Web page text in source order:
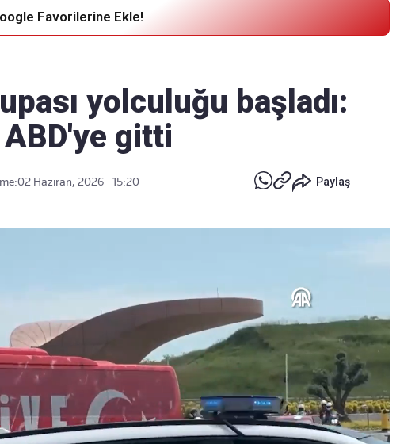
göndermek içintıklayın
Favorilerine Ekle!
yolculuğu başladı:
gitti
02 Haziran, 2026 - 15:20 Paylaş